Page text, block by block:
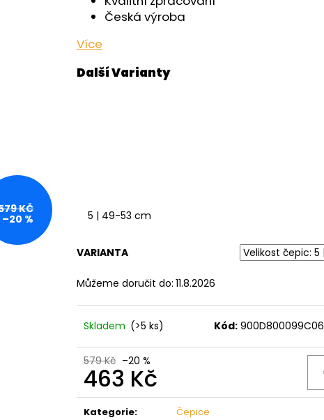
Česká výroba
Více
5 | 49-53 cm
VARIANTA
Můžeme doručit do: 11.8.2026
Skladem (>5 ks) Kód: 900D800099C06
579 Kč –20 %
463 Kč
Měrná
cena:
Kategorie:
Čepice
KČ
–20 %
599 Kč